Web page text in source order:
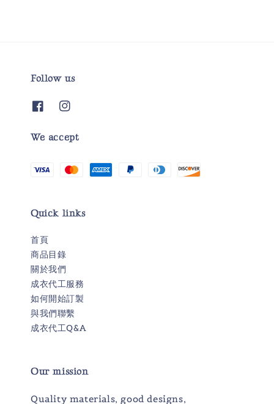
Follow us
We accept
Quick links
首頁
商品目錄
關於我們
成衣代工服務
如何開始訂製
與我們聯繫
成衣代工Q&A
Our mission
Quality materials, good designs,